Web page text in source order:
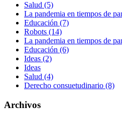
Salud (5)
La pandemia en tiempos de
Educación (7)
Robots (14)
La pandemia en tiempos de
Educación (6)
Ideas (2)
Ideas
Salud (4)
Derecho consuetudinario (8)
Archivos